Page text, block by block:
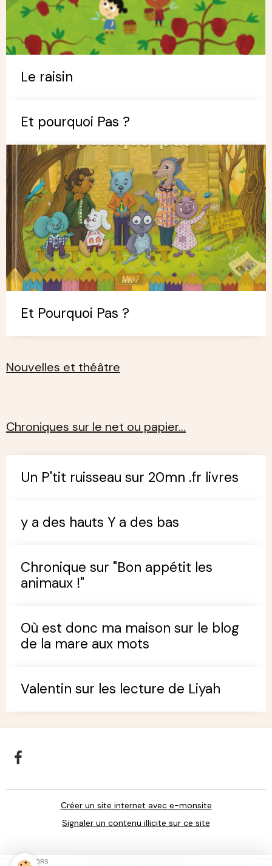
Le raisin
Et pourquoi Pas ?
Et Pourquoi Pas ?
Nouvelles et théâtre
Chroniques sur le net ou papier…
Un P'tit ruisseau sur 20mn .fr livres
y a des hauts Y a des bas
Chronique sur "Bon appétit les
animaux !"
Où est donc ma maison sur le blog
de la mare aux mots
Valentin sur les lecture de Liyah
Créer un site internet avec e-monsite
Signaler un contenu illicite sur ce site
SPONSORS